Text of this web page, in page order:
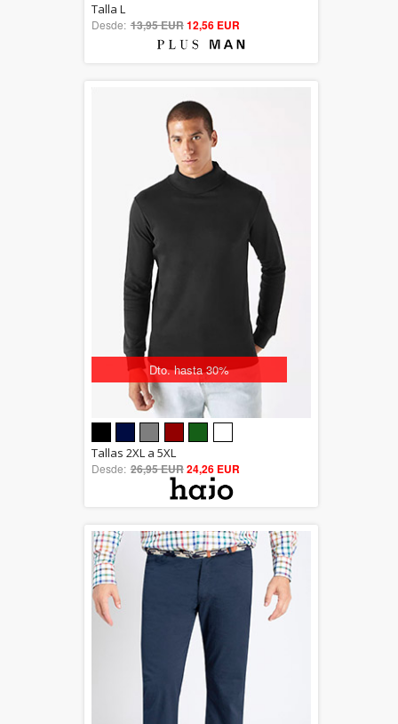
out of 5
Talla L
Desde: 13,95 EUR12,56 EUR
Dto. hasta 30%
5.00
out of 5
Tallas 2XL a 5XL
Desde: 26,95 EUR24,26 EUR